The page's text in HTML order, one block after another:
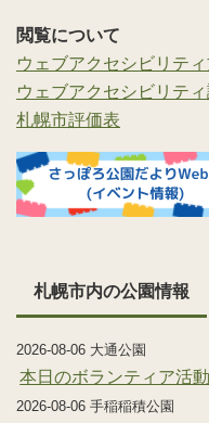
閲覧について
ウェブアクセシビリテ
ウェブアクセシビリテ
札幌市評価表
札幌市内の公園情報
2026-08-06 大通公園
本日のボランティア活
2026-08-06 手稲稲積公園